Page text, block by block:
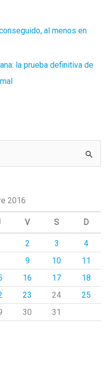
al menos en
la prueba definitiva de
2016
V S D
2 3
4
9 10
11
16 17
18
23 24
25
30 31